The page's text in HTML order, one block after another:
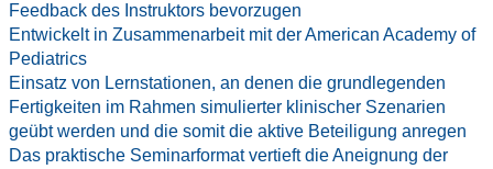
Feedback des Instruktors bevorzugen
Entwickelt in Zusammenarbeit mit der American Academy of
Pediatrics
Einsatz von Lernstationen, an denen die grundlegenden
Fertigkeiten im Rahmen simulierter klinischer Szenarien
geübt werden und die somit die aktive Beteiligung anregen
Das praktische Seminarformat vertieft die Aneignung der